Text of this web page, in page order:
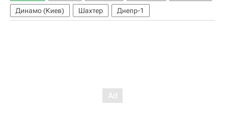
Динамо (Киев)
Шахтер Днепр-1